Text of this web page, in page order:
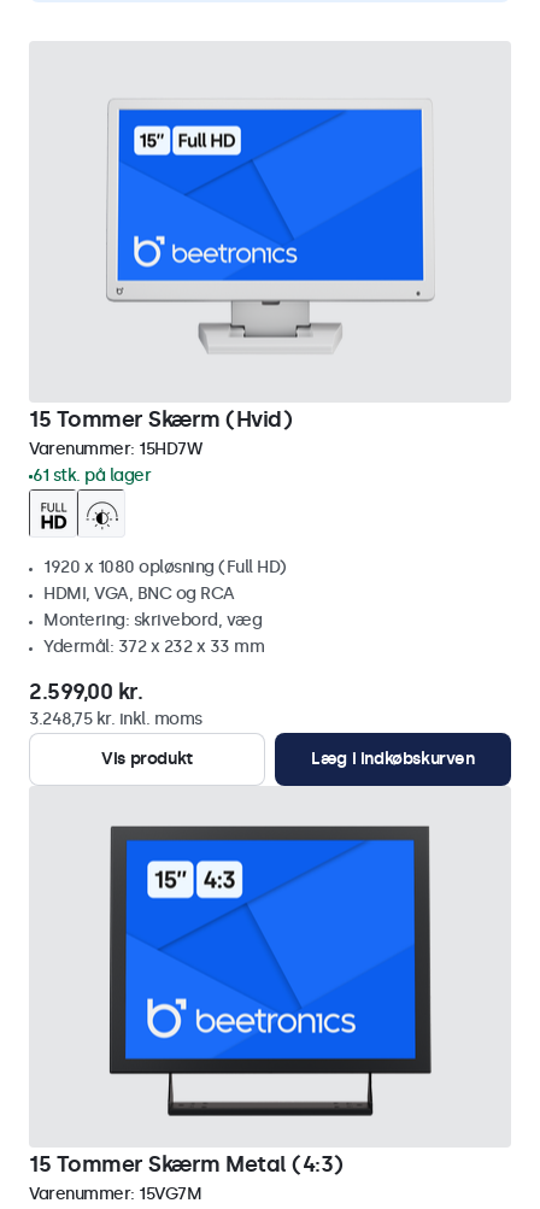
15 Tommer Skærm (Hvid)
Varenummer: 15HD7W
61 stk. på lager
1920 x 1080 opløsning (Full HD)
HDMI, VGA, BNC og RCA
Montering: skrivebord, væg
Ydermål: 372 x 232 x 33 mm
2.599,00 kr.
3.248,75 kr. inkl. moms
Vis produkt
Læg i indkøbskurven
15 Tommer Skærm Metal (4:3)
Varenummer: 15VG7M